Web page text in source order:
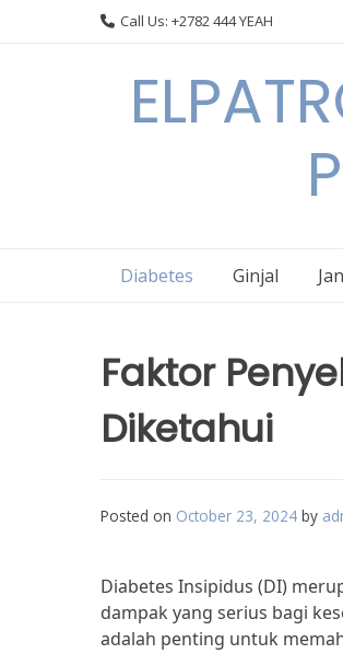
Call Us: +2782 444 YEAH
Diabetes Ginjal
Faktor
Diketahui
Posted on October 23, 2024 by
Diabetes Insipidus (DI)
dampak yang serius bagi
adalah penting untuk